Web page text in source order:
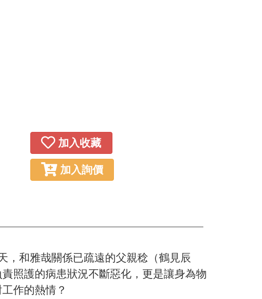
加入收藏
加入詢價
，和雅哉關係已疏遠的父親稔（鶴見辰
照護的病患狀況不斷惡化，更是讓身為物
作的熱情？